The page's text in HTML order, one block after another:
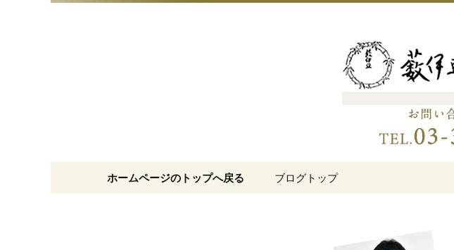
日本橋の老舗蕎
コンテンツへ移動
ホームページのトップへ戻る ブログトップ